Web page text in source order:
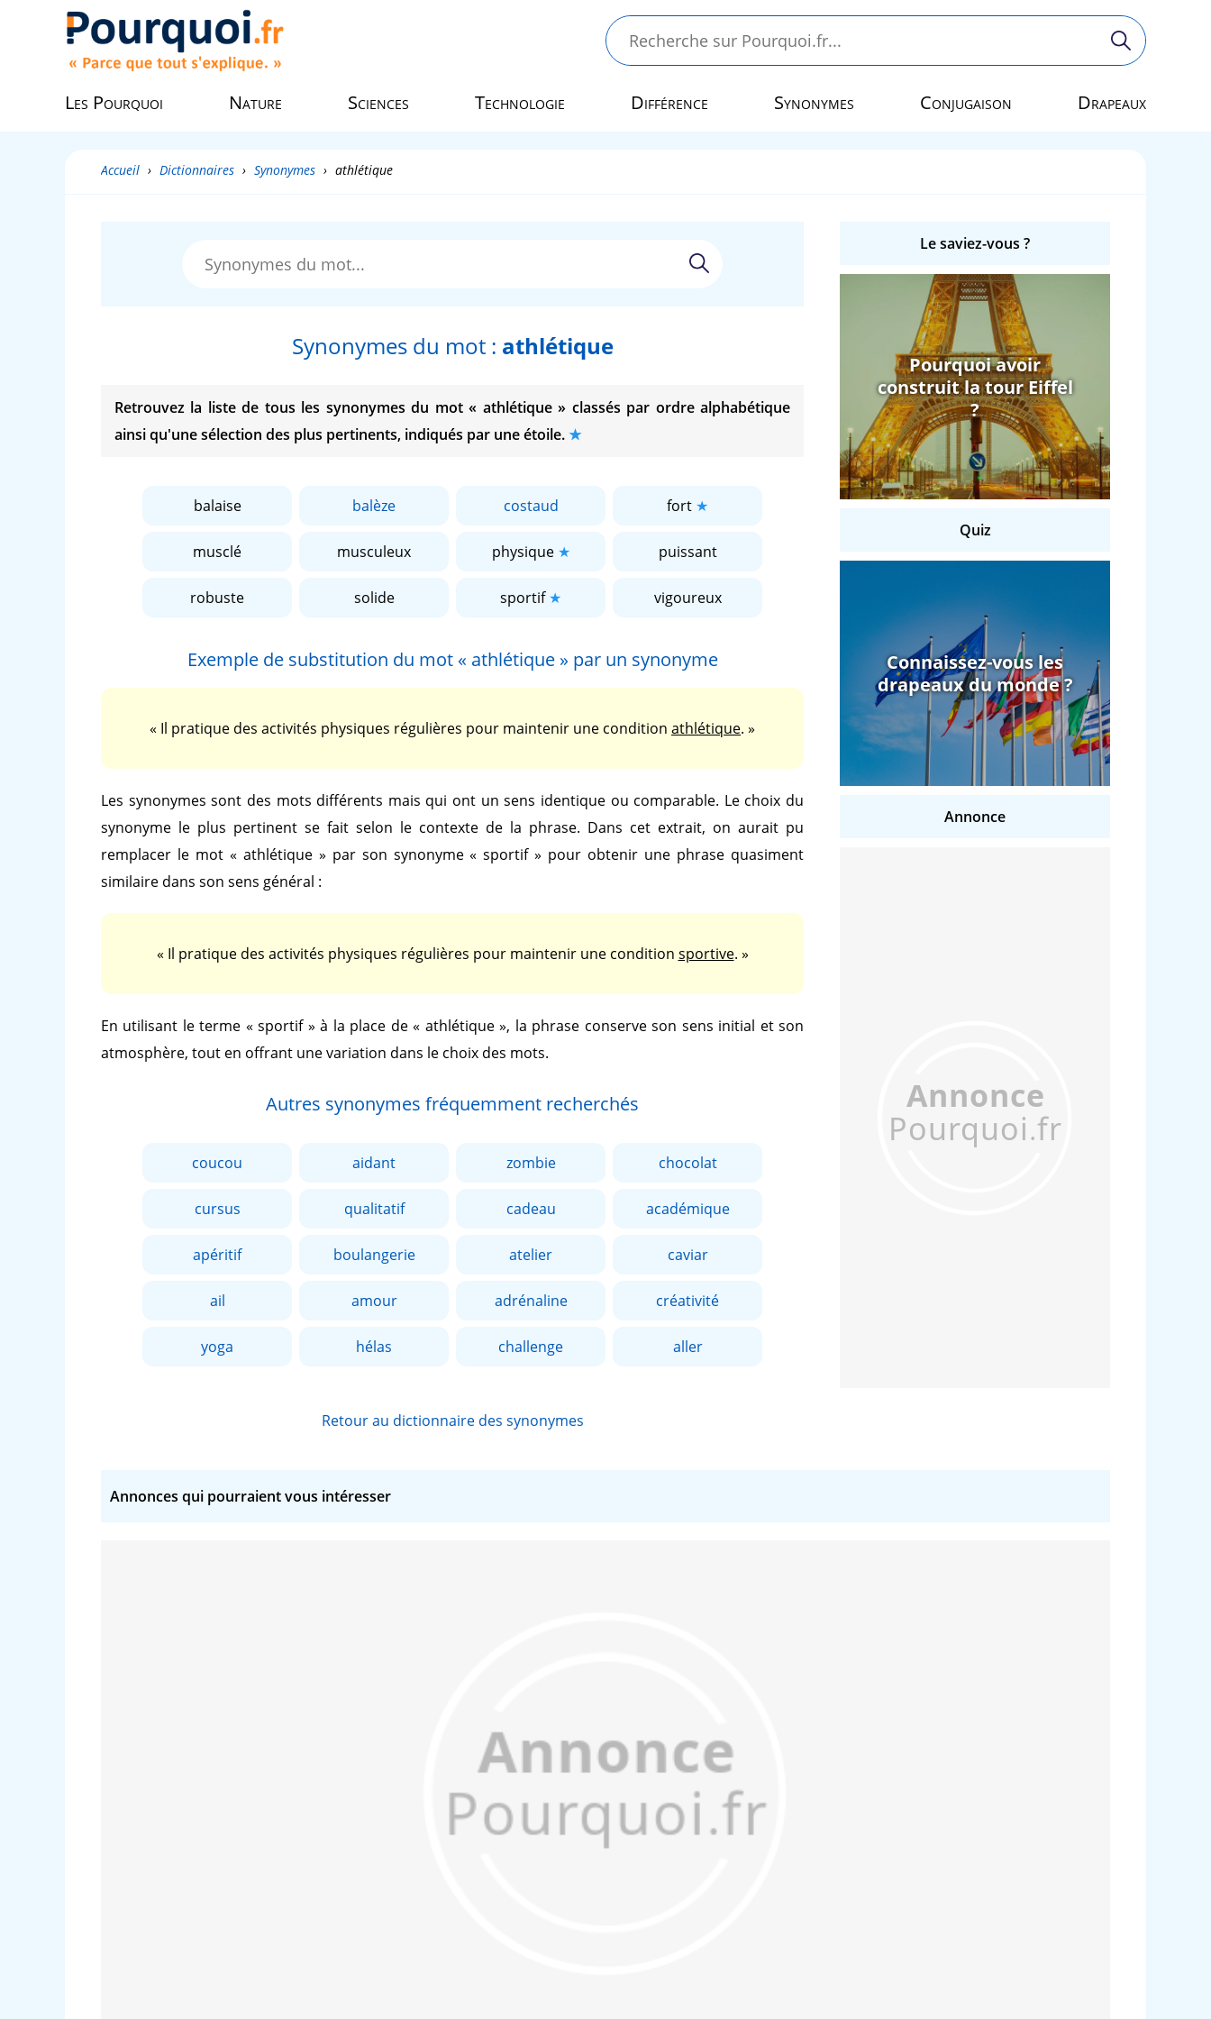
Les Pourquoi Nature Sciences Technologie Différence Synonymes Conjugaison Drapeaux
Accueil › Dictionnaires › Synonymes › athlétique
Synonymes du mot : athlétique
Retrouvez la liste de tous les synonymes du mot« athlétique » classés par ordre alphabétique
ainsi qu'une sélection des plus pertinents, indiqués par une étoile.
balaise balèze costaud fort
musclé musculeux physique puissant
robuste solide sportif vigoureux
Exemple de substitution du mot « athlétique » par un synonyme
« Il pratique des activités physiques régulières pour maintenir une condition athlétique. »
Les synonymes sont des mots différents mais qui ont un sens identique ou comparable. Le choix du
synonyme le plus pertinent se fait selon le contexte de la phrase. Dans cet extrait, on aurait pu
remplacer le mot « athlétique » par son synonyme« sportif » pour obtenir une phrase quasiment
similaire dans son sens général :
« Il pratique des activités physiques régulières pour maintenir une condition sportive. »
En utilisant le terme « sportif » à la place de« athlétique », la phrase conserve son sens initial et son
atmosphère, tout en offrant une variation dans le choix des mots.
Autres synonymes fréquemment recherchés
coucou aidant zombie chocolat
cursus qualitatif cadeau académique
apéritif boulangerie atelier caviar
ail amour adrénaline créativité
yoga hélas challenge aller
Retour au dictionnaire des synonymes
Le saviez-vous ?
Pourquoi avoir
construit la tour Eiffel
?
Quiz
Connaissez-vous les
drapeaux du monde ?
Annonce
Annonces qui pourraient vous intéresser